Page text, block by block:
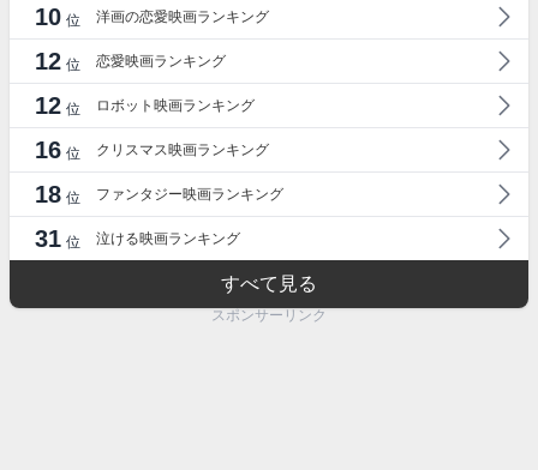
10 位 洋画の恋愛映画ランキング
12 位 恋愛映画ランキング
12 位 ロボット映画ランキング
16 位 クリスマス映画ランキング
18 位 ファンタジー映画ランキング
31 位 泣ける映画ランキング
すべて見る
スポンサーリンク